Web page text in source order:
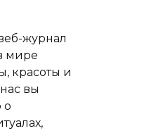
журнал
мире
красоты и
вы
о